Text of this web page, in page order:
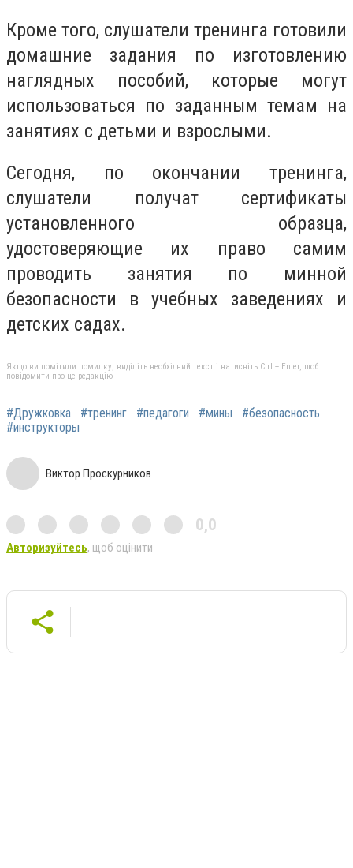
Кроме того, слушатели тренинга готовили
домашние задания по изготовлению
наглядных пособий, которые могут
использоваться по заданным темам на
занятиях с детьми и взрослыми.
Сегодня, по окончании тренинга,
слушатели получат сертификаты
установленного образца,
удостоверяющие их право самим
проводить занятия по минной
безопасности в учебных заведениях и
детских садах.
Якщо ви помітили помилку, виділіть необхідний текст і натисніть Ctrl + Enter, щоб
повідомити про це редакцію
#Дружковка #тренинг #педагоги #мины
#безопасность
#инструкторы
Виктор Проскурников
0,0
Авторизуйтесь, щоб оцінити